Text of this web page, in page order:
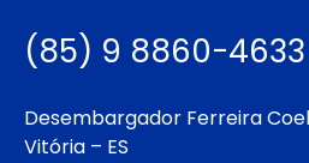
(85) 9 8860-4633
Desembargador Ferreira
Vitória – ES